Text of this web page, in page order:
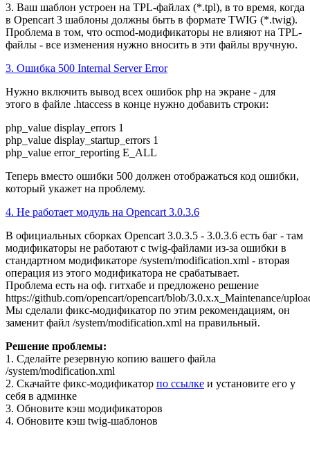
3. Ваш шаблон устроен на TPL-файлах (*.tpl), в то время, когда
в Opencart 3 шаблоны должны быть в формате TWIG (*.twig).
Проблема в том, что ocmod-модификаторы не влияют на TPL-
файлы - все изменения нужно вносить в эти файлы вручную.
3. Ошибка 500 Internal Server Error
Нужно включить вывод всех ошибок php на экране - для
этого в файле .htaccess в конце нужно добавить строки:
php_value display_errors 1
php_value display_startup_errors 1
php_value error_reporting E_ALL
Теперь вместо ошибки 500 должен отображаться код ошибки,
который укажет на проблему.
4. Не работает модуль на Opencart 3.0.3.6
В официальных сборках Opencart 3.0.3.5 - 3.0.3.6 есть баг - там
модификаторы не работают с twig-файлами из-за ошибки в
стандартном модификаторе /system/modification.xml - вторая
операция из этого модификатора не срабатывает.
Проблема есть на оф. гитхабе и предложено решение
https://github.com/opencart/opencart/blob/3.0.x.x_Maintenance/
Мы сделали фикс-модификатор по этим рекомендациям, он
заменит файл /system/modification.xml на правильный.
Решение проблемы:
1. Сделайте резервную копию вашего файла
/system/modification.xml
2. Скачайте фикс-модификатор по ссылке и установите его у
себя в админке
3. Обновите кэш модификаторов
4. Обновите кэш twig-шаблонов